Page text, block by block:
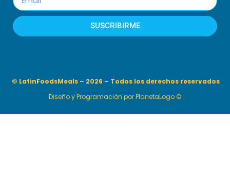
SUSCRIBIRME
© LatinFoodsMeals – 2026 – Todos los derechos reservados
Diseño y Programación porPlanetaLogo ©